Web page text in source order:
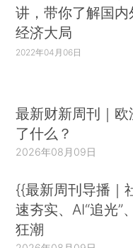
讲，带你了解国内
经济大局
2022年04月06日
最新财新周刊｜
了什么？
2026年08月09日
{{最新周刊导播｜
速夯实、AI“追光”
狂潮